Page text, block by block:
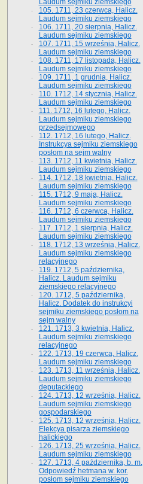
Laudum sejmiku ziemskiego
105. 1711, 23 czerwca, Halicz.
Laudum sejmiku ziemskiego
106. 1711, 20 sierpnia, Halicz.
Laudum sejmiku ziemskiego
107. 1711, 15 września, Halicz.
Laudum sejmiku ziemskiego
108. 1711, 17 listopada, Halicz.
Laudum sejmiku ziemskiego
109. 1711, 1 grudnia, Halicz.
Laudum sejmiku ziemskiego
110. 1712, 14 stycznia, Halicz.
Laudum sejmiku ziemskiego
111. 1712, 16 lutego, Halicz.
Laudum sejmiku ziemskiego
przedsejmowego
112. 1712, 16 lutego, Halicz.
Instrukcya sejmiku ziemskiego
posłom na sejm walny
113. 1712, 11 kwietnia, Halicz.
Laudum sejmiku ziemskiego
114. 1712, 18 kwietnia, Halicz.
Laudum sejmiku ziemskiego
115. 1712, 9 maja, Halicz.
Laudum sejmiku ziemskiego
116. 1712, 6 czerwca, Halicz.
Laudum sejmiku ziemskiego
117. 1712, 1 sierpnia, Halicz.
Laudum sejmiku ziemskiego
118. 1712, 13 września, Halicz.
Laudum sejmiku ziemskiego
relacyjnego
119. 1712, 5 października,
Halicz. Laudum sejmiku
ziemskiego relacyjnego
120. 1712, 5 października,
Halicz. Dodatek do instrukcyi
sejmiku ziemskiego posłom na
sejm walny
121. 1713, 3 kwietnia, Halicz.
Laudum sejmiku ziemskiego
relacyjnego
122. 1713, 19 czerwca, Halicz.
Laudum sejmiku ziemskiego
123. 1713, 11 września, Halicz.
Laudum sejmiku ziemskiego
deputackiego
124. 1713, 12 września, Halicz.
Laudum sejmiku ziemskiego
gospodarskiego
125. 1713, 12 września, Halicz.
Elekcya pisarza ziemskiego
halickiego
126. 1713, 25 września, Halicz.
Laudum sejmiku ziemskiego
127. 1713, 4 października, b. m.
Odpowiedź hetmana w. kor.
posłom sejmiku ziemskiego